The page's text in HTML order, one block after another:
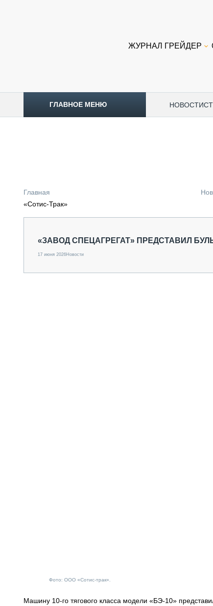
ЖУРНАЛ ГРЕЙДЕР
ГЛАВНОЕ МЕНЮ НОВОСТИ
ОБЗОР РЫНКА
ГРУЗОПЕРЕВОЗКИ
ИСПЫТАТЕЛИ
Главная
«Сотис-Трак»
«ЗАВОД СПЕЦАГРЕГАТ» ПРЕДСТАВИЛ
17 июня 2026Новости
Фото: ООО «Сотис-трак».
Машину 10-го тягового класса модели «БЭ-10»